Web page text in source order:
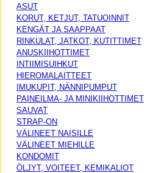
ASUT
KORUT, KETJUT, TATUOINNIT
KENGÄT JA SAAPPAAT
RINKULAT, JATKOT, KUTITTIMET
ANUSKIIHOTTIMET
INTIIMISUIHKUT
HIEROMALAITTEET
IMUKUPIT, NÄNNIPUMPUT
PAINEILMA- JA MINIKIIHOTTIMET
SAUVAT
STRAP-ON
VÄLINEET NAISILLE
VÄLINEET MIEHILLE
KONDOMIT
ÖLJYT, VOITEET, KEMIKALIOT